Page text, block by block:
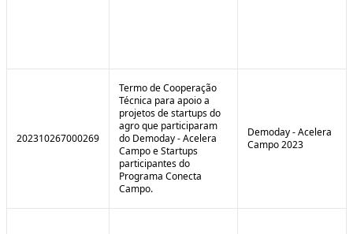
202310267000269
Termo de Cooperação
Técnica para apoio a
projetos de startups do
agro que participaram
do Demoday - Acelera
Campo e Startups
participantes do
Programa Conecta
Campo.
Demoday - Acelera
Campo 2023